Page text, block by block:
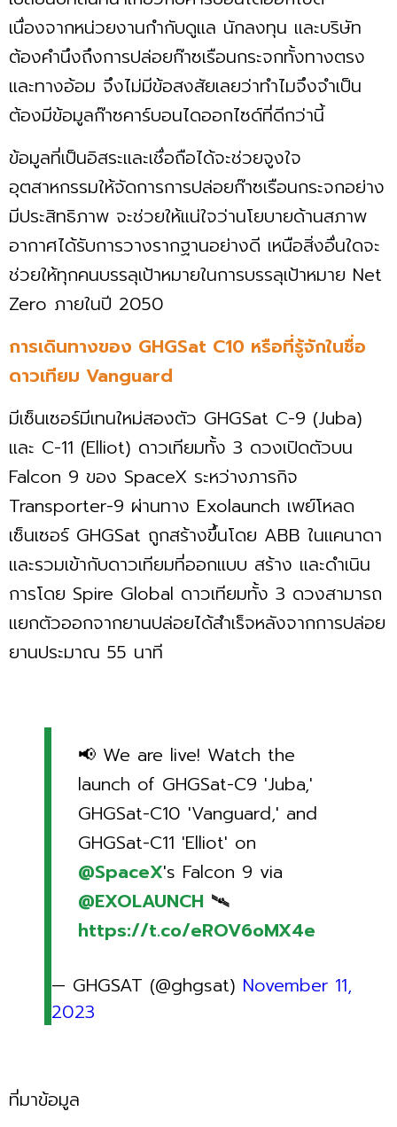
เนื่องจากหน่วยงานกำกับดูแล นักลงทุน และบริษัท
ต้องคำนึงถึงการปล่อยก๊าซเรือนกระจกทั้งทางตรง
และทางอ้อม จึงไม่มีข้อสงสัยเลยว่าทำไมจึงจำเป็น
ต้องมีข้อมูลก๊าซคาร์บอนไดออกไซด์ที่ดีกว่านี้
ข้อมูลที่เป็นอิสระและเชื่อถือได้จะช่วยจูงใจ
อุตสาหกรรมให้จัดการการปล่อยก๊าซเรือนกระจกอย่าง
มีประสิทธิภาพ จะช่วยให้แน่ใจว่านโยบายด้านสภาพ
อากาศได้รับการวางรากฐานอย่างดี เหนือสิ่งอื่นใดจะ
ช่วยให้ทุกคนบรรลุเป้าหมายในการบรรลุเป้าหมาย Net
Zero ภายในปี 2050
การเดินทางของ GHGSat C10 หรือที่รู้จักในชื่อ
ดาวเทียม Vanguard
มีเซ็นเซอร์มีเทนใหม่สองตัว GHGSat C-9 (Juba)
และ C-11 (Elliot) ดาวเทียมทั้ง 3 ดวงเปิดตัวบน
Falcon 9 ของ SpaceX ระหว่างภารกิจ
Transporter-9 ผ่านทาง Exolaunch เพย์โหลด
เซ็นเซอร์ GHGSat ถูกสร้างขึ้นโดย ABB ในแคนาดา
และรวมเข้ากับดาวเทียมที่ออกแบบ สร้าง และดำเนิน
การโดย Spire Global ดาวเทียมทั้ง 3 ดวงสามารถ
แยกตัวออกจากยานปล่อยได้สำเร็จหลังจากการปล่อย
ยานประมาณ 55 นาที
📢 We are live! Watch the
launch of GHGSat-C9 'Juba,'
GHGSat-C10 'Vanguard,' and
GHGSat-C11 'Elliot' on
@SpaceX's Falcon 9 via
@EXOLAUNCH 🛰️
https://t.co/eROV6oMX4e
— GHGSAT (@ghgsat) November 11,
2023
ที่มาข้อมูล